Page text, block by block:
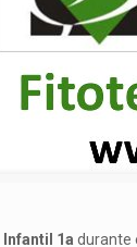
Infantil 1a durante